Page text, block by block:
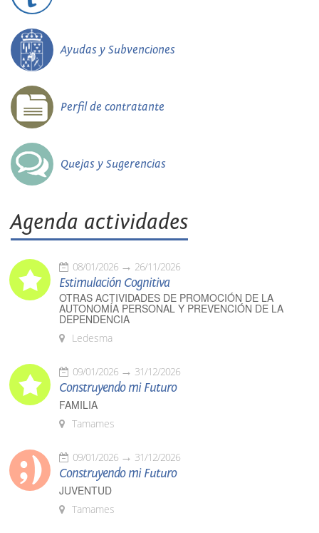
Ayudas y Subvenciones
Perfil de contratante
Quejas y Sugerencias
Agenda actividades
08/01/2026 26/11/2026
Estimulación Cognitiva
OTRAS ACTIVIDADES DE PROMOCIÓN DE LA
AUTONOMÍA PERSONAL Y PREVENCIÓN DE LA
DEPENDENCIA
Ledesma
09/01/2026 31/12/2026
Construyendo mi Futuro
FAMILIA
Tamames
09/01/2026 31/12/2026
Construyendo mi Futuro
JUVENTUD
Tamames